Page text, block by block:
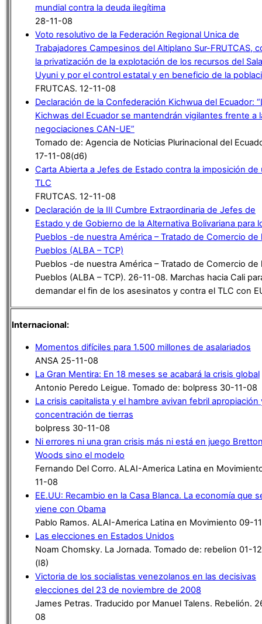
mundial contra la deuda ilegítima
28-11-08
Voto resolutivo de la Federación Regional Unica de
Trabajadores Campesinos del Altiplano Sur-FRUTCAS,
la privatización de la explotación de los recursos del
Uyuni y por el control estatal y en beneficio de la
FRUTCAS. 12-11-08
Declaración de la Confederación Kichwua del Ecuador:
Kichwas del Ecuador se mantendrán vigilantes frente a
negociaciones CAN-UE”
Tomado de: Agencia de Noticias Plurinacional del
17-11-08(d6)
Carta Abierta a Jefes de Estado contra la imposición de
TLC
FRUTCAS. 12-11-08
Declaración de la III Cumbre Extraordinaria de Jefes de
Estado y de Gobierno de la Alternativa Bolivariana para
Pueblos -de nuestra América – Tratado de Comercio de
Pueblos (ALBA – TCP)
Pueblos -de nuestra América – Tratado de Comercio de
Pueblos (ALBA – TCP). 26-11-08. Marchas hacia Cali
demandar el fin de los asesinatos y contra el TLC con
Internacional:
Momentos difíciles para 1.500 millones de asalariados
ANSA 25-11-08
La Gran Mentira: En 18 meses se acabará la crisis global
Antonio Peredo Leigue. Tomado de: bolpress 30-11-08
La crisis capitalista y el hambre avivan febril apropiación
concentración de tierras
bolpress 30-11-08
Ni errores ni una gran crisis más ni está en juego
Woods sino el modelo
Fernando Del Corro. ALAI-America Latina en
11-08
EE.UU: Recambio en la Casa Blanca. La economía que
viene con Obama
Pablo Ramos. ALAI-America Latina en Movimiento 09-
Las elecciones en Estados Unidos
Noam Chomsky. La Jornada. Tomado de: rebelion 01-
(I8)
Victoria de los socialistas venezolanos en las decisivas
elecciones del 23 de noviembre de 2008
James Petras. Traducido por Manuel Talens. Rebelión.
08